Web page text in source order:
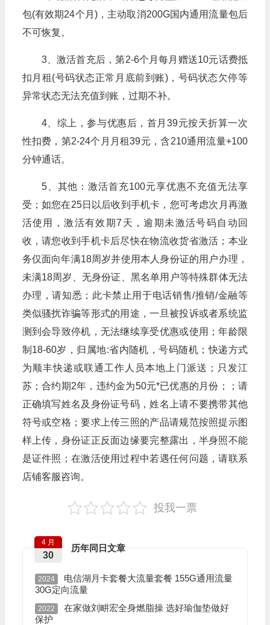
包(有效期24个月)，主动取消200G国内通用流量包后
不可恢复。
3、激活首充后，第2-6个月每月赠送10元话费抵
扣月租(号码状态正常月底前到账)，号码状态欠停等
异常状态无法充值到账，过期不补。
4、综上，参与优惠后，首月39元按天折算一次
性扣费，第2-24个月月租39元，含210通用流量+100
分钟通话。
5、其他：激活首充100元享优惠不充值无法享
受；如您在25日以后收到手机卡，您可考虑次月再激
活使用，激活有效期7天，逾期未激活号码自动回
收，请您收到手机卡后尽快在物流收货省激活；本业
务仅面向年满18周岁并使用本人身份证的用户办理，
未满18周岁、无身份证、黑名单用户等特殊群体无法
办理，请知悉；此卡禁止用于电话销售/推销/金融等
类似骚扰诈骗等形式的用途，一旦被投诉或者系统监
测到会导致停机，无法继续享受优惠或使用；年龄限
制18-60岁，归属地:省内随机，号码随机；快递方式
为顺丰快递或联通工作人员本地上门派送；只发江
苏；合约期2年，违约金为50元*已优惠的月份；；请
正确填写姓名及身份证号码，姓名上请不要携带其他
符号或空格；要求上传三照的产品请规范按照提示图
样上传，身份证正反面边缘要完整露出，半身照不能
是证件照；在激活使用过程中若遇任何问题，请联系
店铺客服咨询。
投我一票
历年同日文章
4 月
30
2024
电信湖月卡套餐大流量套餐 155G通用流量
30G定向流量
2022
在家做刘畊宏全身燃脂操 选好瑜伽垫做好
保护